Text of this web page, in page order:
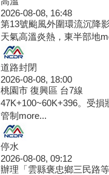
2026-08-08, 16:48
第13號颱風外圍環流沉降
天氣高溫炎熱，東半部地
道路封閉
2026-08-08, 18:00
桃園市 復興區 台7線
47K+100~60K+396。受損
管制 more...
停水
2026-08-08, 09:12
辦理「雲縣褒忠鄉三民路